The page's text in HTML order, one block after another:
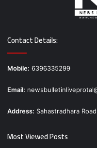
Contact Details:
Mobile: 6396335299
Email:
Address: Sahastradhara
Most Viewed Posts